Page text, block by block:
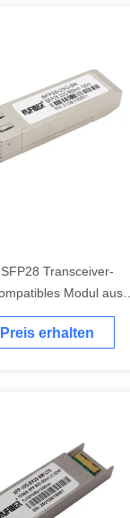
Transceiver-
Modul aus
erhalten